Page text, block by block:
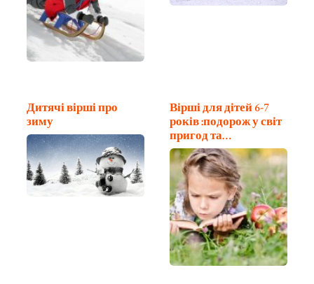
Дитячі вірші про
зиму
Вірші для дітей 6-7
років :подорож у світ
пригод та…